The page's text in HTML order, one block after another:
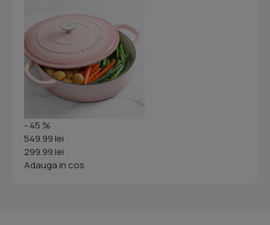
- 45 %
549.99 lei
299.99 lei
Adauga in cos